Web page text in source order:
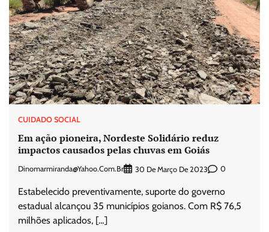
CUIDADO SOCIAL
Em ação pioneira, Nordeste Solidário reduz
impactos causados pelas chuvas em Goiás
Dinomarmiranda@yahoo.com.br 30 De Março De 2023 0
Estabelecido preventivamente, suporte do governo
estadual alcançou 35 municípios goianos. Com R$ 76,5
milhões aplicados, […]